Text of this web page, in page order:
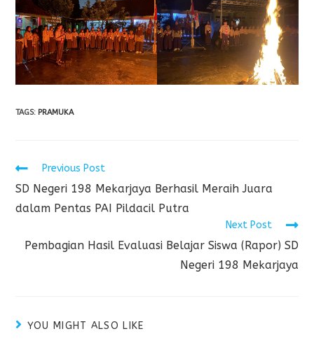
TAGS: PRAMUKA
Previous Post
SD Negeri 198 Mekarjaya Berhasil Meraih Juara
dalam Pentas PAI Pildacil Putra
Next Post
Pembagian Hasil Evaluasi Belajar Siswa (Rapor) SD
Negeri 198 Mekarjaya
YOU MIGHT ALSO LIKE